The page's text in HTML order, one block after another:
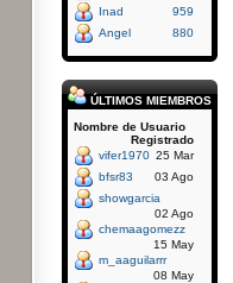
Inad
959
Angel
880
ÚLTIMOS MIEMBROS
Nombre de Usuario
Registrado
vifer1970 25 Mar
bfsr83
03 Ago
showgarcia
02 Ago
chemaagomezz
15 May
m_aaguilarrr
08 May